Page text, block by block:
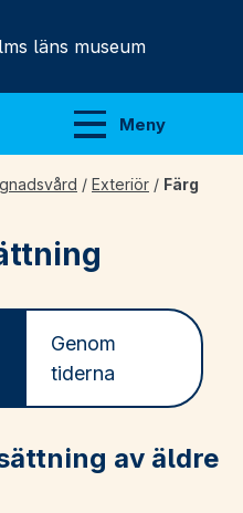
läns museum
Meny
Visa meny
/ Exteriör / Färg
Genom
tiderna
av äldre